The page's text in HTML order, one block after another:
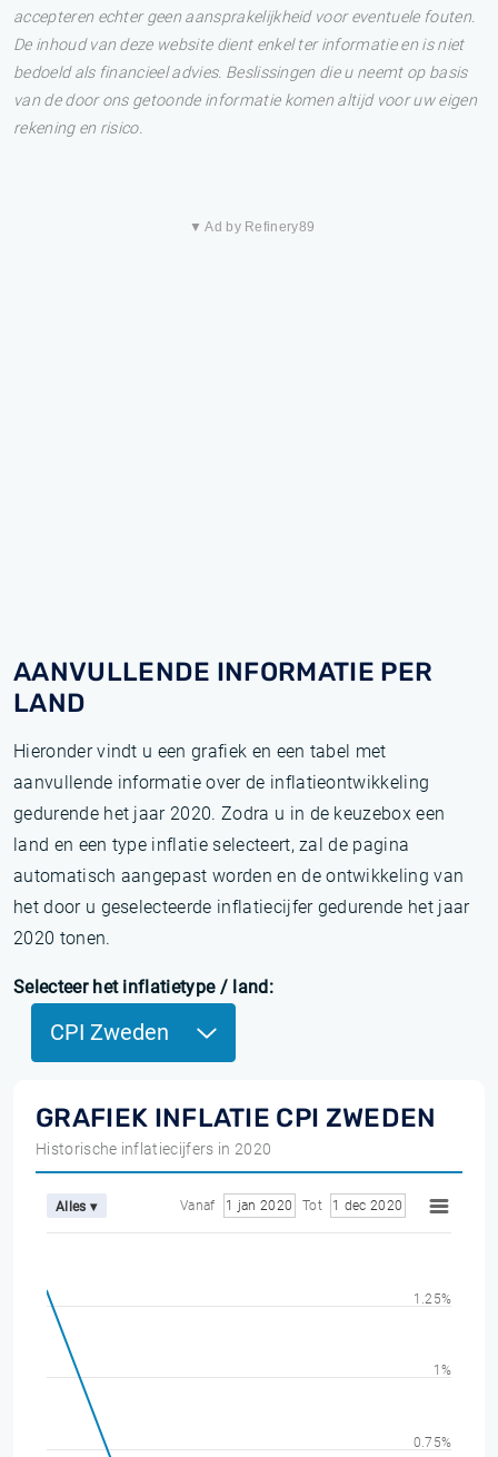
accepteren echter geen aansprakelijkheid voor eventuele fouten.
De inhoud van deze website dient enkel ter informatie en is niet
bedoeld als financieel advies. Beslissingen die u neemt op basis
van de door ons getoonde informatie komen altijd voor uw eigen
rekening en risico.
▼ Ad by Refinery89
AANVULLENDE INFORMATIE PER
LAND
Hieronder vindt u een grafiek en een tabel met
aanvullende informatie over de inflatieontwikkeling
gedurende het jaar 2020. Zodra u in de keuzebox een
land en een type inflatie selecteert, zal de pagina
automatisch aangepast worden en de ontwikkeling van
het door u geselecteerde inflatiecijfer gedurende het jaar
2020 tonen.
Selecteer het inflatietype / land:
CPI Zweden
GRAFIEK INFLATIE CPI ZWEDEN
Historische inflatiecijfers in 2020
Alles ▾ Vanaf 1 jan 2020 Tot 1 dec 2020
1%
0.75%
1.25%